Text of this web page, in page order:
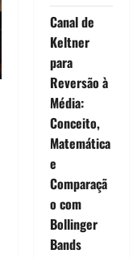
Canal de
Keltner
para
Reversão à
Média:
Conceito,
Matemática
e
Comparaçã
o com
Bollinger
Bands